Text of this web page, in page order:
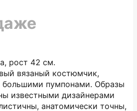
рост 42 см.
вязаный костюмчик,
большими пумпонами. Образы
известными дизайнерами
анатомически точны,